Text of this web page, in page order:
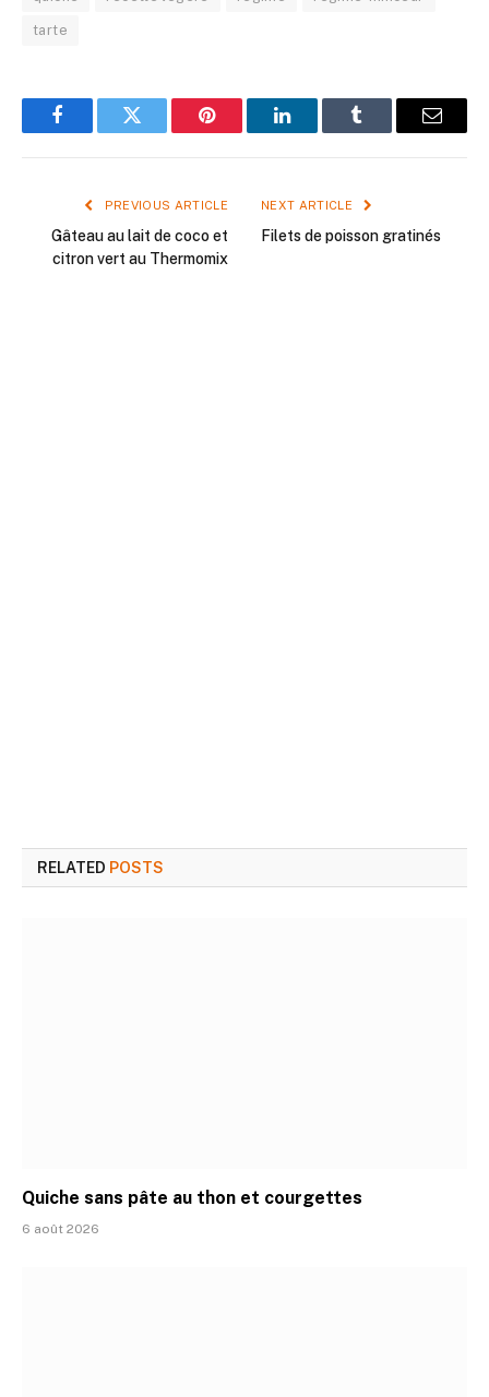
tarte
FacebookTwitter Pinterest LinkedInTumblr Email
PREVIOUS ARTICLE
Gâteau au lait de coco et
citron vert au Thermomix
NEXT ARTICLE
Filets de poisson gratinés
RELATED POSTS
Quiche sans pâte au thon et courgettes
6 août 2026